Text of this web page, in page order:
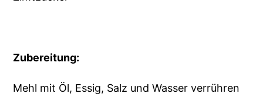
Zubereitung:
Mehl mit Öl, Essig, Salz und Wasser verrühren